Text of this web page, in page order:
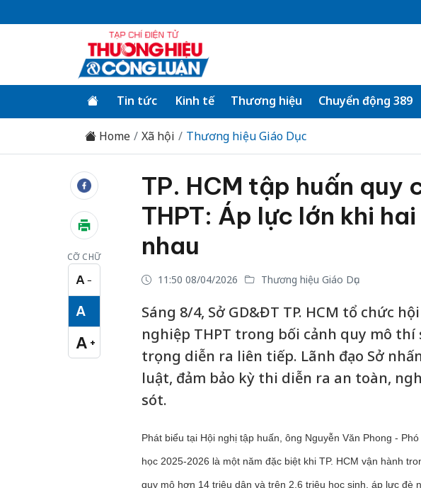
Tin tức Kinh tế Thương hiệu Chuyển động 389
Home Xã hội Thương hiệu Giáo Dục
CỠ CHỮ
A −
Cỡ chữ nhỏ
A
Cỡ chữ vừa
A +
Cỡ chữ lớn
TP. HCM tập huấn quy
THPT: Áp lực lớn khi
nhau
11:50 08/04/2026 Thương hiệu Giáo Dục
Sáng 8/4, Sở GD&ĐT TP. HCM tổ chức
nghiệp THPT trong bối cảnh quy mô
trọng diễn ra liên tiếp. Lãnh đạo Sở
luật, đảm bảo kỳ thi diễn ra an toàn,
sót.
Phát biểu tại Hội nghị tập huấn, ông Nguyễn Văn Phong -
học 2025-2026 là một năm đặc biệt khi TP. HCM vận hành
quy mô hơn 14 triệu dân và trên 2,6 triệu học sinh, áp lực đè